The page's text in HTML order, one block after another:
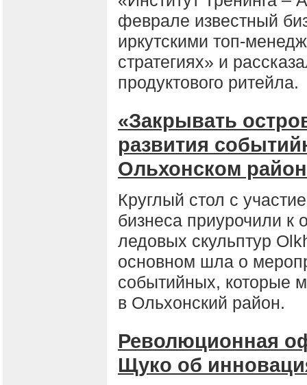
феврале известный
иркутскими топ-
стратегиях» и
продуктового ритейла.
«Закрывать
развития
Ольхонском
Круглый стол с
бизнеса приурочили к
ледовых скульптур
основном шла о
событийных, которые
в Ольхонский район.
Революционная
Щуко об